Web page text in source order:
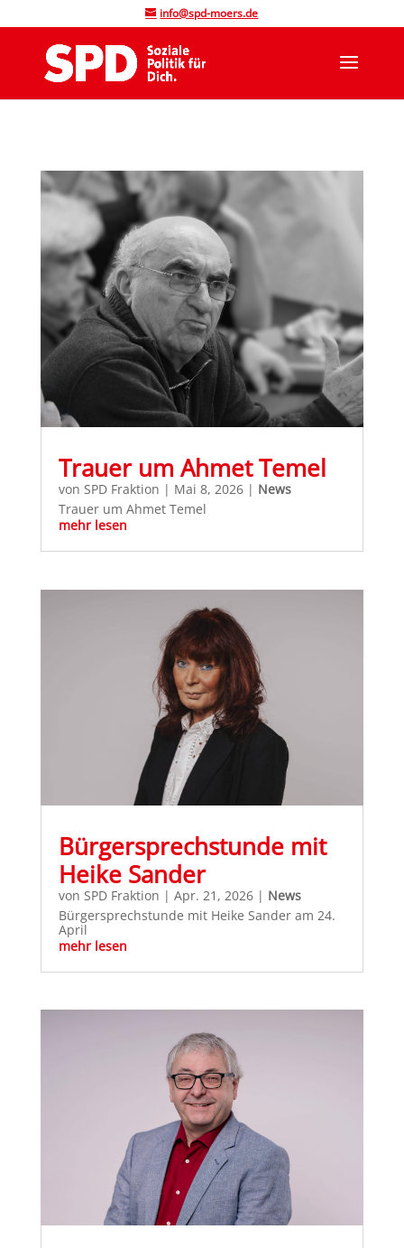
info@spd-moers.de
Trauer um Ahmet Temel
von SPD Fraktion | Mai 8, 2026| News
Trauer um Ahmet Temel
mehr lesen
Bürgersprechstunde mit
Heike Sander
von SPD Fraktion | Apr. 21, 2026| News
Bürgersprechstunde mit Heike Sander am 24.
April
mehr lesen